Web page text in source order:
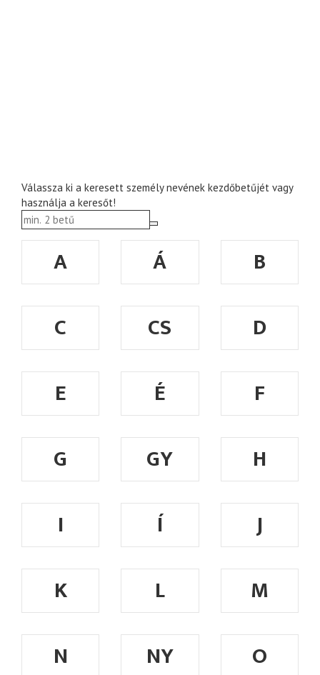
Válassza ki a keresett személy nevének kezdőbetűjét vagy
használja a keresőt!
A Á
B
C
CS
D
E
É
F
G
GY
H
I
Í
J
K
L
M
N
NY O